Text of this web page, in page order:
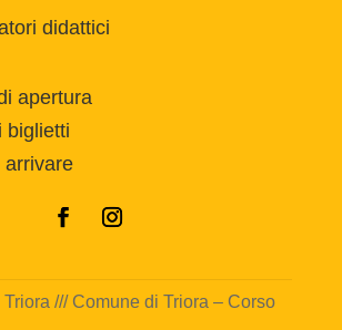
didattici
apertura
biglietti
arrivare
/// Comune di Triora – Corso